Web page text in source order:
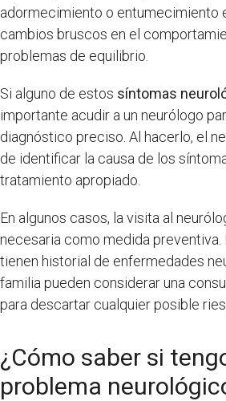
adormecimiento o entumecimiento
cambios bruscos en el
problemas de equilibrio.
Si alguno de estos síntomas
importante acudir a un neurólogo
diagnóstico preciso. Al hacerlo, el
de identificar la causa de los
tratamiento apropiado.
En algunos casos, la visita al
necesaria como medida preventiva.
tienen historial de enfermedades
familia pueden considerar una
para descartar cualquier posible
¿Cómo saber si
problema